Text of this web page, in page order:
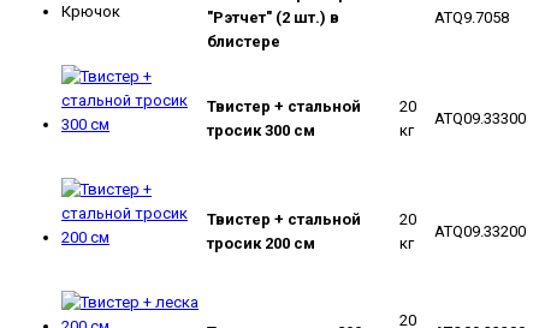
"Рэтчет" (2 шт.) в
блистере
ATQ9.7058
Твистер + стальной
тросик 300 см
20
кг
ATQ09.33300
Твистер + стальной
тросик 200 см
20
кг
ATQ09.33200
20